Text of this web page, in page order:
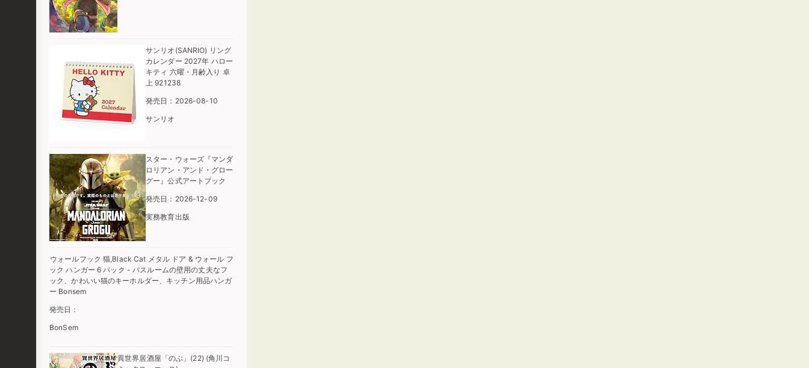
サンリオ(SANRIO) リング
カレンダー 2027年 ハロー
キティ 六曜・月齢入り 卓
上 921238
発売日：2026-08-10
サンリオ
スター・ウォーズ『マンダ
ロリアン・アンド・グロー
グー』公式アートブック
発売日：2026-12-09
実務教育出版
ウォールフック 猫,Black Cat メタル ドア & ウォール フ
ック ハンガー 6 パック - バスルームの壁用の丈夫なフ
ック、かわいい猫のキーホルダー、キッチン用品ハンガ
ー Bonsem
発売日：
BonSem
異世界居酒屋「のぶ」(22) (角川コ